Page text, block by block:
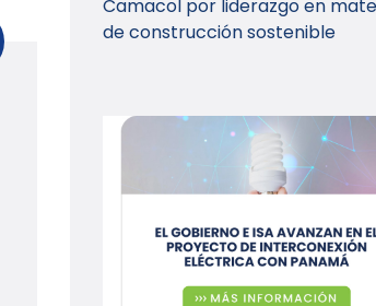
Camacol por liderazgo en
de construcción sostenible